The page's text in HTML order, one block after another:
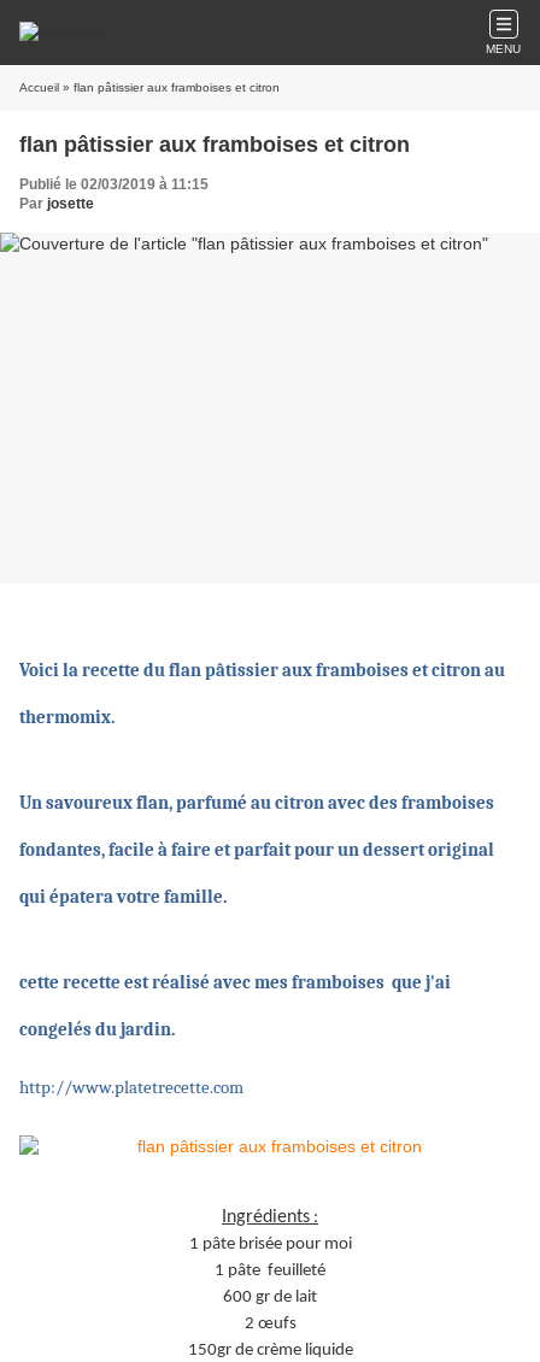
MENU
Accueil » flan pâtissier aux framboises et citron
flan pâtissier aux framboises et citron
Publié le 02/03/2019 à 11:15
Par josette
Voici la recette du flan pâtissier aux framboises et citron au
thermomix.
Un savoureux flan, parfumé au citron avec des framboises
fondantes, facile à faire et parfait pour un dessert original
qui épatera votre famille.
cette recette est réalisé avec mes framboises que j'ai
congelés du jardin.
http://www.platetrecette.com
Ingrédients :
1 pâte brisée pour moi
1 pâte feuilleté
600 gr de lait
2 œufs
150gr de crème liquide